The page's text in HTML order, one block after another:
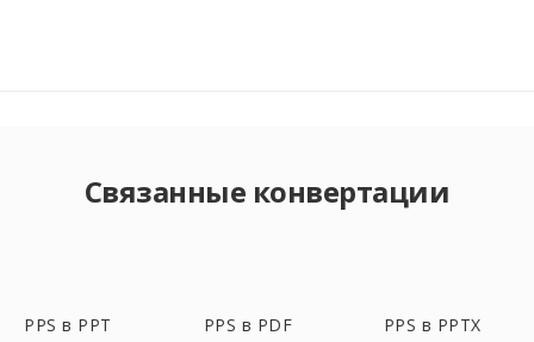
Связанные конвертации
PPS в PPT PPS в PDF PPS в PPTX